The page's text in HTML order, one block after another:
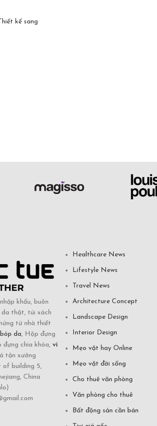
kế sang
khẩu, buôn
thật, túi xách
từ nhà thiết
bóp da, Hộp đựng
đựng chìa khóa, ví
tận xưởng
of building 5,
China
Healthcare News
Lifestyle News
Travel News
Architecture Concept
Landscape Design
Interior Design
Mẹo vặt hay Online
Mẹo vặt đời sống
Cho thuê văn phòng
Văn phòng cho thuê
Bất động sản cần bán